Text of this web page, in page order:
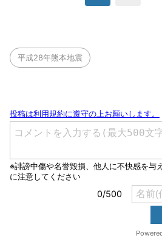
平成28年熊本地震